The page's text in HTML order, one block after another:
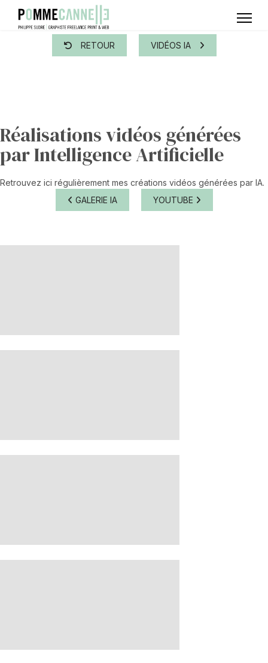
RETOUR VIDÉOS IA
Réalisations vidéos générées
par Intelligence Artificielle
Retrouvez ici régulièrement mes créations vidéos générées par IA.
GALERIE IA
YOUTUBE